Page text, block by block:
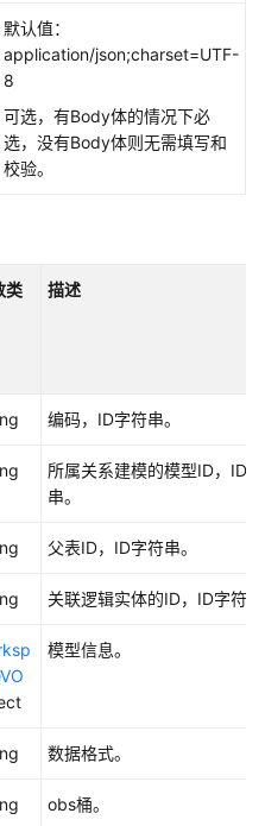
默认值：
application/json;charset=UTF-
8
可选，有Body体的情况下必
选，没有Body体则无需填写和
校验。
类
描述
编码，ID字符串。
所属关系建模的模型ID，ID
串。
父表ID，ID字符串。
关联逻辑实体的ID，ID字符
模型信息。
数据格式。
obs桶。